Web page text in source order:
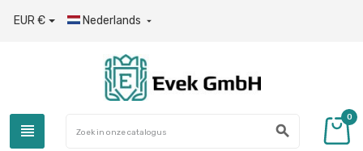
EUR € Nederlands 
view_headline search
0